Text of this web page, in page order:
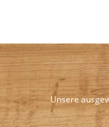
Unsere